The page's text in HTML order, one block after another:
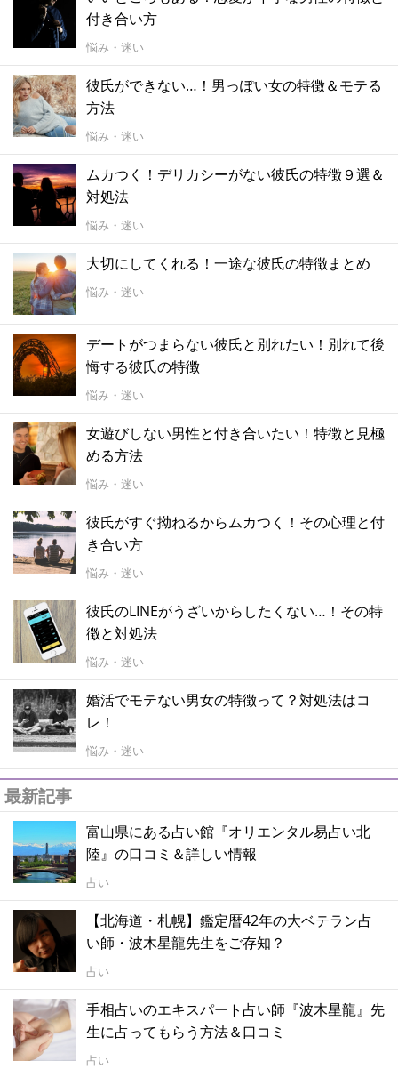
付き合い方
悩み・迷い
彼氏ができない…！男っぽい女の特徴＆モテる
方法
悩み・迷い
ムカつく！デリカシーがない彼氏の特徴９選＆
対処法
悩み・迷い
大切にしてくれる！一途な彼氏の特徴まとめ
悩み・迷い
デートがつまらない彼氏と別れたい！別れて後
悔する彼氏の特徴
悩み・迷い
女遊びしない男性と付き合いたい！特徴と見極
める方法
悩み・迷い
彼氏がすぐ拗ねるからムカつく！その心理と付
き合い方
悩み・迷い
彼氏のLINEがうざいからしたくない…！その特
徴と対処法
悩み・迷い
婚活でモテない男女の特徴って？対処法はコ
レ！
悩み・迷い
最新記事
富山県にある占い館『オリエンタル易占い北
陸』の口コミ＆詳しい情報
占い
【北海道・札幌】鑑定暦42年の大ベテラン占
い師・波木星龍先生をご存知？
占い
手相占いのエキスパート占い師『波木星龍』先
生に占ってもらう方法＆口コミ
占い